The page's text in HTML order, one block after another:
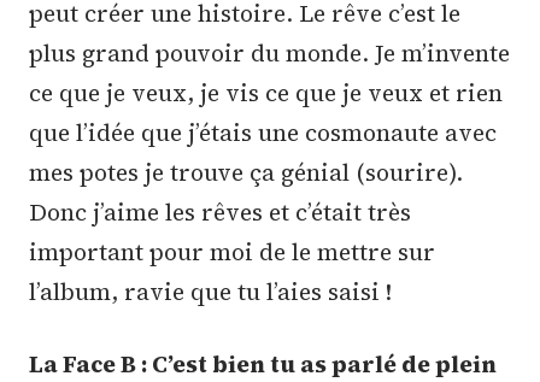
peut créer une histoire. Le rêve c’est le
plus grand pouvoir du monde. Je m’invente
ce que je veux, je vis ce que je veux et rien
que l’idée que j’étais une cosmonaute avec
mes potes je trouve ça génial (sourire).
Donc j’aime les rêves et c’était très
important pour moi de le mettre sur
l’album, ravie que tu l’aies saisi !
La Face B : C’est bien tu as parlé de plein